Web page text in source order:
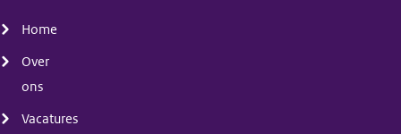
Home
Over
ons
Vacatures